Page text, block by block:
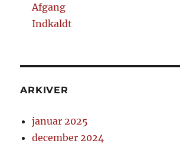
Afgang
Indkaldt
ARKIVER
januar 2025
december 2024